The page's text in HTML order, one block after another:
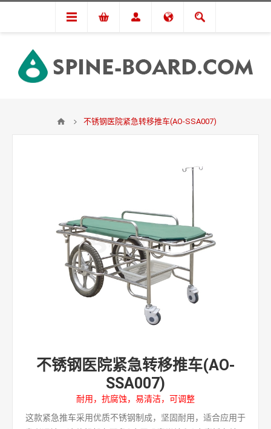
不锈钢医院紧急转移推车(AO-SSA007)
不锈钢医院紧急转移推车(AO-
SSA007)
耐用，抗腐蚀，易清洁，可调整
这款紧急推车采用优质不锈钢制成，坚固耐用，适合应用于